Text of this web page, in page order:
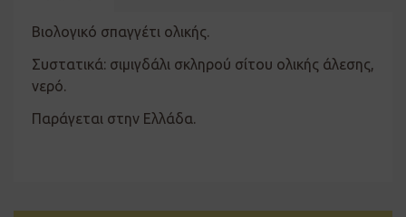
Βιολογικό σπαγγέτι ολικής.
Συστατικά: σιμιγδάλι σκληρού σίτου ολικής άλεσης,
νερό.
Παράγεται στην Ελλάδα.